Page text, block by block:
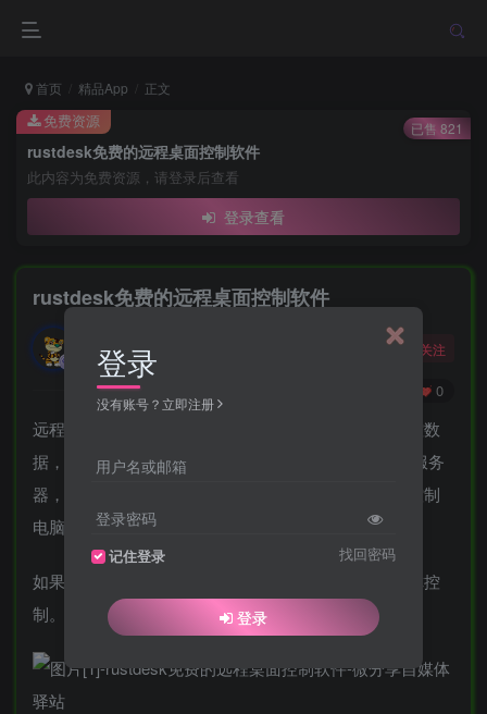
首页 精品App 正文
rustdesk免费的远程桌面控制软件
此内容为免费资源，请登录后查看
登录查看
免费资源 已售 821
rustdesk免费的远程桌面控制软件
酒醒只在花前坐，酒醉还来花下眠。
关注
0
远程桌面软件，开箱即用，无需任何配置。您完全掌控数
据，不用担心安全问题。您可以使用我们的注册/中继服务
器，或者自建。免费使用，无需注册登录就可以远程控制
电脑，传文件真心好用。
如果你自己有服务器，还可以自建服务端，速度由于你控
制。开源无需付任何费用，值得推荐。
登录
没有账号？立即注册
用户名或邮箱
登录密码
记住登录 找回密码
登录